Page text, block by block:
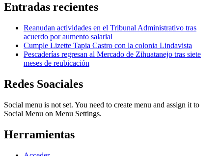
Entradas recientes
Reanudan actividades en el Tribunal Administrativo tras
acuerdo por aumento salarial
Cumple Lizette Tapia Castro con la colonia Lindavista
Pescaderías regresan al Mercado de Zihuatanejo tras siete
meses de reubicación
Redes Soaciales
Social menu is not set. You need to create menu and assign it to
Social Menu on Menu Settings.
Herramientas